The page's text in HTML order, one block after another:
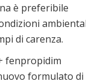
è preferibile
di carenza.
fenpropidim
formulato di